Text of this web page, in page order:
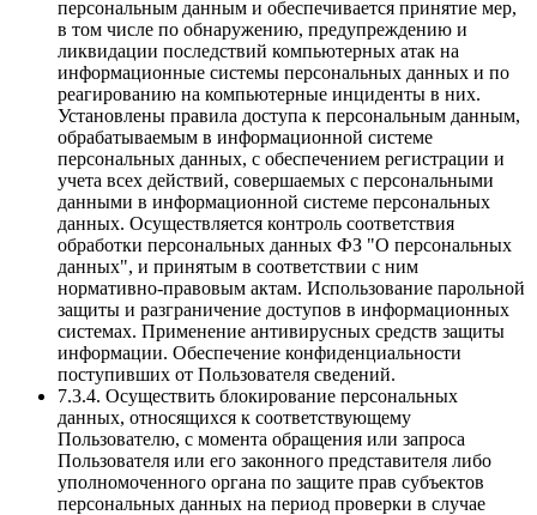
персональным данным и обеспечивается принятие мер,
в том числе по обнаружению, предупреждению и
ликвидации последствий компьютерных атак на
информационные системы персональных данных и по
реагированию на компьютерные инциденты в них.
Установлены правила доступа к персональным данным,
обрабатываемым в информационной системе
персональных данных, с обеспечением регистрации и
учета всех действий, совершаемых с персональными
данными в информационной системе персональных
данных. Осуществляется контроль соответствия
обработки персональных данных ФЗ "О персональных
данных", и принятым в соответствии с ним
нормативно-правовым актам. Использование парольной
защиты и разграничение доступов в информационных
системах. Применение антивирусных средств защиты
информации. Обеспечение конфиденциальности
поступивших от Пользователя сведений.
7.3.4. Осуществить блокирование персональных
данных, относящихся к соответствующему
Пользователю, с момента обращения или запроса
Пользователя или его законного представителя либо
уполномоченного органа по защите прав субъектов
персональных данных на период проверки в случае